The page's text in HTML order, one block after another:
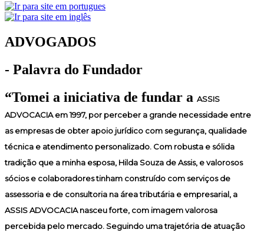
ADVOGADOS
- Palavra do Fundador
“Tomei a iniciativa de fundar a ASSIS
ADVOCACIAem 1997, por perceber a grande necessidade entre
as empresas de obter apoio jurídico com segurança, qualidade
técnica e atendimento personalizado. Com robusta e sólida
tradição que a minha esposa, Hilda Souza de Assis, e valorosos
sócios e colaboradores tinham construído com serviços de
assessoria e de consultoria na área tributária e empresarial, a
ASSIS ADVOCACIA nasceu forte, com imagem valorosa
percebida pelo mercado. Seguindo uma trajetória de atuação